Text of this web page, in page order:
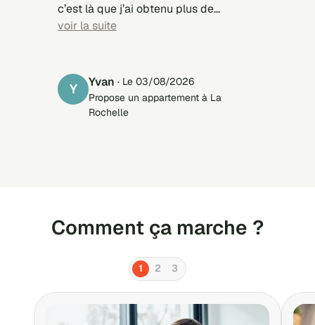
c’est là que j’ai obtenu plus de
réponses, et finalement louer mon
satisfaisant.
voir la suite
Y Yvan · Le 03/08/2026
Propose un appartement à La
Rochelle
Comment ça marche ?
1 2 3